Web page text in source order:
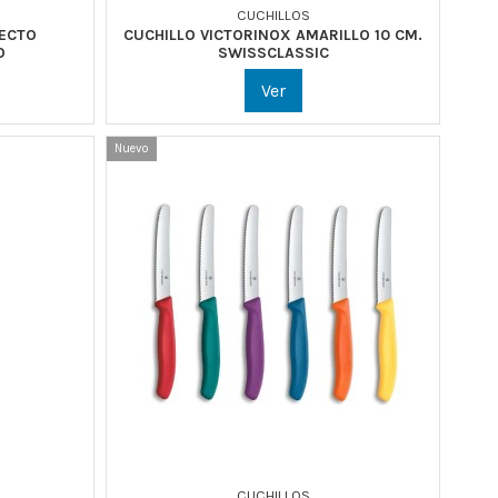
CUCHILLOS
CUCHILLO VICTORINOX AMARILLO 10 CM.
SWISSCLASSIC
Ver
Nuevo